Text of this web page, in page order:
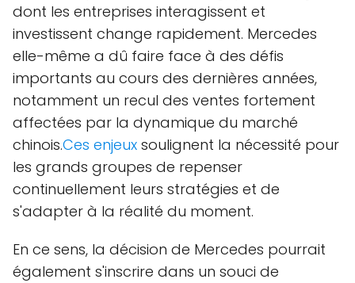
dont les entreprises interagissent et
investissent change rapidement. Mercedes
elle-même a dû faire face à des défis
importants au cours des dernières années,
notamment un recul des ventes fortement
affectées par la dynamique du marché
chinois.Ces enjeux soulignent la nécessité pour
les grands groupes de repenser
continuellement leurs stratégies et de
s'adapter à la réalité du moment.
En ce sens, la décision de Mercedes pourrait
également s'inscrire dans un souci de